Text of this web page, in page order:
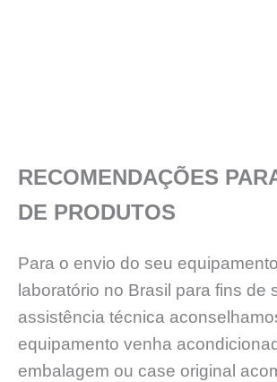
RECOMENDAÇÕES
DE PRODUTOS
Para o envio do seu
laboratório no Brasil para fins de
assistência técnica
equipamento venha
embalagem ou case original